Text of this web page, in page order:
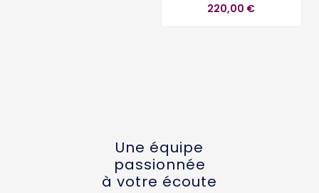
220,00 €
Une équipe
passionnée
à votre écoute